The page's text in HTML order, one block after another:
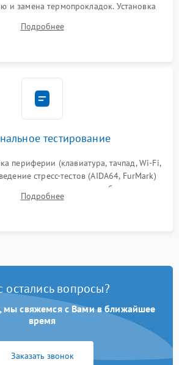
и замена термопрокладок. Установка
и накопителей. Предварительная
Подробнее
тестирование
периферии (клавиатура, тачпад, Wi-Fi,
стресс-тестов (AIDA64, FurMark)
режима и стабильности
под пиковой нагрузкой.
Подробнее
остались вопросы?
мы свяжемся с Вами в ближайшее
время
Заказать звонок